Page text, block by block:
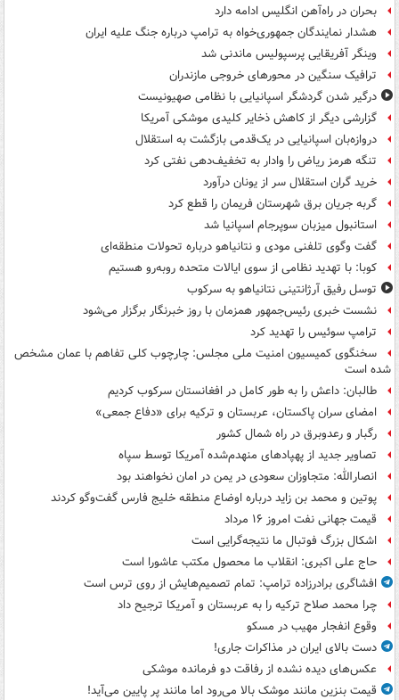
بحران در راه‌آهن انگلیس ادامه دارد
هشدار نمایندگان جمهوری‌خواه به ترامپ درباره جنگ علیه ایران
وینگر آفریقایی پرسپولیس ماندنی شد
ترافیک سنگین در محورهای خروجی مازندران
درگیر شدن گردشگر اسپانیایی با نظامی صهیونیست
گزارشی دیگر از کاهش ذخایر کلیدی موشکی آمریکا
دروازه‌بان اسپانیایی در یک‌قدمی بازگشت به استقلال
تنگه هرمز ریاض را وادار به تخفیف‌دهی نفتی کرد
خرید گران استقلال سر از یونان درآورد
گربه جریان برق شهرستان فریمان را قطع کرد
استانبول میزبان سوپرجام اسپانیا شد
گفت وگوی تلفنی مودی و نتانیاهو درباره تحولات منطقه‌ای
کوبا: با تهدید نظامی از سوی ایالات متحده روبه‌رو هستیم
توسل رفیق آرژانتینی نتانیاهو به سرکوب
نشست خبری رئیس‌جمهور همزمان با روز خبرنگار برگزار می‌شود
ترامپ سوئیس را تهدید کرد
سخنگوی کمیسیون امنیت ملی مجلس: چارچوب کلی تفاهم با عمان مشخص
شده است
طالبان: داعش را به طور کامل در افغانستان سرکوب کردیم
امضای سران پاکستان، عربستان و ترکیه برای «دفاع جمعی»
رگبار و رعدوبرق در راه شمال کشور
تصاویر جدید از پهپادهای منهدم‌شده آمریکا توسط سپاه
انصارالله: متجاوزان سعودی در یمن در امان نخواهند بود
پوتین و محمد بن زاید درباره اوضاع منطقه خلیج فارس گفت‌وگو کردند
قیمت جهانی نفت امروز ۱۶ مرداد
اشکال بزرگ فوتبال ما نتیجه‌گرایی است
حاج علی اکبری: انقلاب ما محصول مکتب عاشورا است
افشاگری برادرزاده ترامپ: تمام تصمیم‌هایش از روی ترس است
چرا محمد صلاح ترکیه را به عربستان و آمریکا ترجیح داد
وقوع انفجار مهیب در مسکو
دست بالای ایران در مذاکرات جاری!
عکس‌های دیده نشده از رفاقت دو فرمانده‌ موشکی
قیمت بنزین مانند موشک بالا می‌رود اما مانند پر پایین می‌آید!